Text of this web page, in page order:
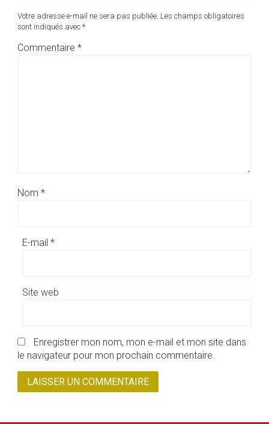
Votre adresse e-mail ne sera pas publiée. Les champs obligatoires
sont indiqués avec *
Commentaire *
Nom *
E-mail *
Site web
Enregistrer mon nom, mon e-mail et mon site dans
le navigateur pour mon prochain commentaire.